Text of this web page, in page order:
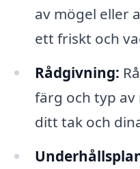
av mögel eller
ett friskt och
Rådgivning:
färg och typ av
ditt tak och